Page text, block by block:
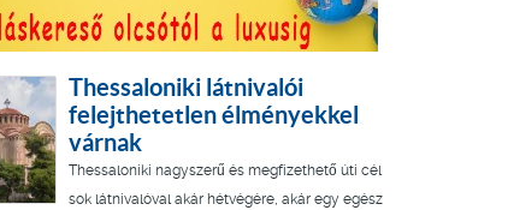
Thessaloniki látnivalói
felejthetetlen élményekkel
várnak
Thessaloniki nagyszerű és megfizethető úti cél
sok látnivalóval akár hétvégére, akár egy egész